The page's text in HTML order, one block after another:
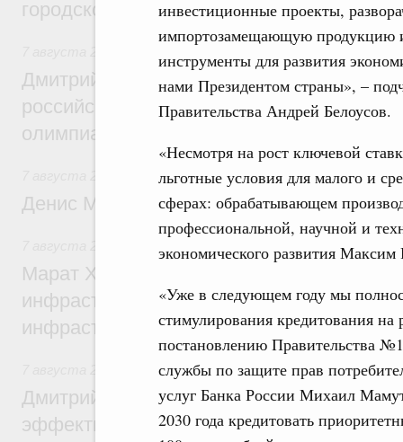
инвестиционные проекты,
импортозамещающую продукцию
инструменты для развития
нами Президентом страны», –
Правительства Андрей Белоусов.
«Несмотря на рост ключевой
льготные условия для малого и
сферах: обрабатывающем
профессиональной, научной и
экономического развития
«Уже в следующем году мы
стимулирования кредитования
постановлению Правительства
службы по защите прав
услуг Банка России Михаил
2030 года кредитовать
городской среды
Дмитрий Чернышенко и Сергей Кравцов
российскую сборную с победой на
олимпиаде по искусственному
Общие вопросы промышленной политики
Денис Мантуров посетил Ярославскую
Бюджеты субъектов Федерации.
Марат Хуснуллин: 15 объектов
инфраструктуры построили и обновили
инфраструктурным кредитам
Развитие сельских территорий
Дмитрий Патрушев: Синхронизация
эффективность поддержки сельских